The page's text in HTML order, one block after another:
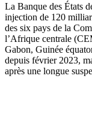
La Banque des États
injection de 120
des six pays de la
l’Afrique centrale
Gabon, Guinée
depuis février 2023,
après une longue